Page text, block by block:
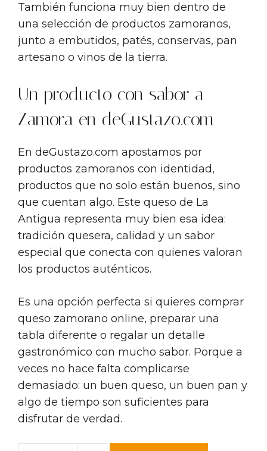
También funciona muy bien dentro de
una selección de productos zamoranos,
junto a embutidos, patés, conservas, pan
artesano o vinos de la tierra.
Un producto con sabor a
Zamora en deGustazo.com
En deGustazo.com apostamos por
productos zamoranos con identidad,
productos que no solo están buenos, sino
que cuentan algo. Este queso de La
Antigua representa muy bien esa idea:
tradición quesera, calidad y un sabor
especial que conecta con quienes valoran
los productos auténticos.
Es una opción perfecta si quieres comprar
queso zamorano online, preparar una
tabla diferente o regalar un detalle
gastronómico con mucho sabor. Porque a
veces no hace falta complicarse
demasiado: un buen queso, un buen pan y
algo de tiempo son suficientes para
disfrutar de verdad.